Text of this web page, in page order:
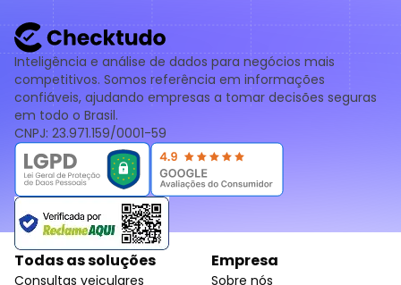
Inteligência e análise de dados para negócios mais
competitivos. Somos referência em informações
confiáveis, ajudando empresas a tomar decisões seguras
em todo o Brasil.
CNPJ: 23.971.159/0001-59
Todas as soluções
Consultas veiculares
Empresa
Sobre nós